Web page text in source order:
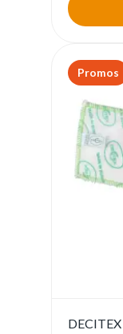
Promos
DECITEX